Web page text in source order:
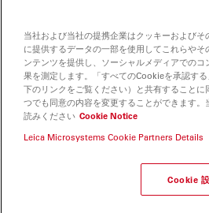
longer available. Please contact
当社および当社の提携企業はクッキーおよび
に提供するデータの一部を使用してこれらや
ンテンツを提供し、ソーシャルメディアでの
果を測定します。「すべてのCookieを承認す
下のリンクをご覧ください）と共有すること
つでも同意の内容を変更することができます
読みください Cookie Notice
Leica Microsystems Cookie Partners Details
Cookie